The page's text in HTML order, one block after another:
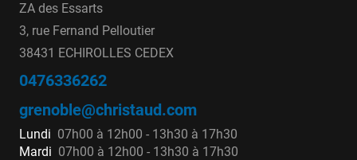
ZA des Essarts
3, rue Fernand Pelloutier
38431 ECHIROLLES CEDEX
0476336262
grenoble@christaud.com
Lundi 07h00 à 12h00 - 13h30 à 17h30
Mardi 07h00 à 12h00 - 13h30 à 17h30